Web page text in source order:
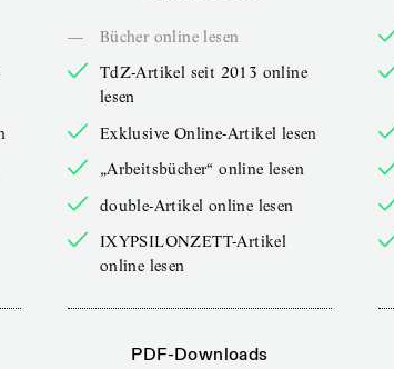
—
Bücher online lesen
TdZ-Artikel seit 2013 online
lesen
Exklusive Online-Artikel lesen
„Arbeitsbücher“ online lesen
double-Artikel online lesen
IXYPSILONZETT-Artikel
online lesen
PDF-Downloads